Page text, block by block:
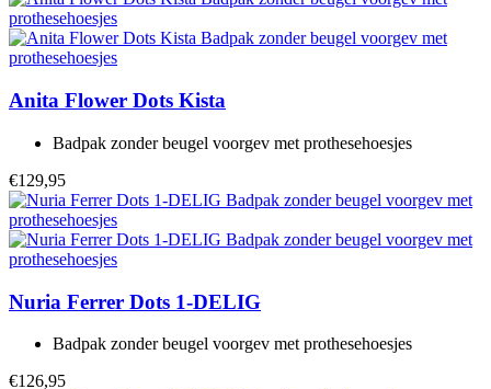
Anita Flower Dots Kista
Badpak zonder beugel voorgev met prothesehoesjes
€129,95
Nuria Ferrer Dots 1-DELIG
Badpak zonder beugel voorgev met prothesehoesjes
€126,95